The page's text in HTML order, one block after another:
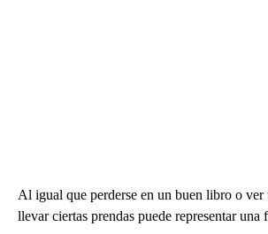
Al igual que perderse en un buen libro o ver
llevar ciertas prendas puede representar una